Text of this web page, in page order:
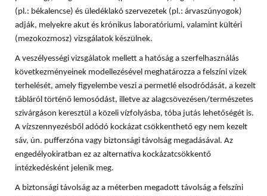
(pl.: békalencse) és üledéklakó szervezetek (pl.: árvaszúnyogok)
adják, melyekre akut és krónikus laboratóriumi, valamint kültéri
(mezokozmosz) vizsgálatok készülnek.
A veszélyességi vizsgálatok mellett a hatóság a szerfelhasználás
következményeinek modellezésével meghatározza a felszíni vizek
terhelését, amely figyelembe veszi a permetlé elsodródását, a kezelt
tábláról történő lemosódást, illetve az alagcsövezésen/természetes
szivárgáson keresztül a közeli vízfolyásba, tóba jutás lehetőségét is.
A vízszennyezésből adódó kockázat csökkenthető egy nem kezelt
sáv, ún. pufferzóna vagy biztonsági távolság megadásával. Az
engedélyokiratban ez az alternatíva kockázatcsökkentő
intézkedésként jelenik meg.
A biztonsági távolság az a méterben megadott távolság a felszíni